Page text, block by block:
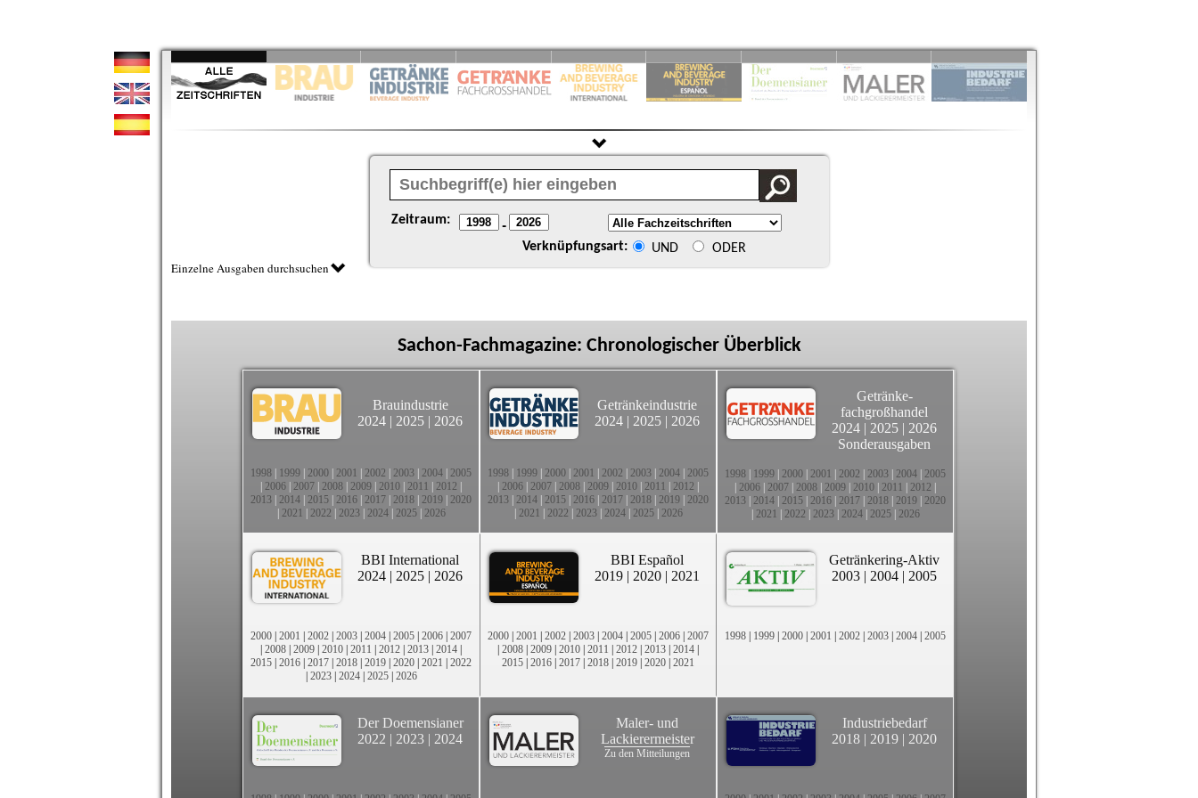
Zeitraum: -
Verknüpfungsart: UND ODER
Einzelne Ausgaben durchsuchen
Sachon-Fachmagazine: Chronologischer Überblick
Brauindustrie
2024 | 2025 | 2026
1998 1999 2000 2001 2002 2003 2004 2005
2006 2007 2008 2009 2010 2011 2012
2013 2014 2015 2016 2017 2018 2019 2020
2021 2022 2023| 2024| 2025| 2026
Getränkeindustrie
2024 | 2025 | 2026
1998 1999 2000 2001 2002 2003 2004 2005
2006 2007 2008 2009 2010 2011 2012
2013 2014 2015 2016 2017 2018 2019 2020
2021 2022 2023| 2024| 2025| 2026
Getränke-
fachgroßhandel
2024 | 2025 | 2026
Sonderausgaben
1998 1999 2000 2001 2002 2003 2004 2005
2006 2007 2008 2009 2010 2011 2012
2013 2014 2015 2016 2017 2018 2019 2020
2021 2022 2023| 2024| 2025| 2026
BBI International
2024 | 2025 | 2026
2000 | 2001 | 2002 | 2003 | 2004 | 2005 | 2006 | 2007
| 2008 | 2009 | 2010 | 2011 | 2012 | 2013 | 2014 |
2015 | 2016 | 2017 | 2018 | 2019 | 2020 | 2021 | 2022
| 2023| 2024| 2025| 2026
BBI Español
2019 | 2020 | 2021
2000 | 2001 | 2002 | 2003 | 2004 | 2005 | 2006 | 2007
| 2008 | 2009 | 2010 | 2011 | 2012 | 2013 | 2014 |
2015 | 2016 | 2017 | 2018 | 2019 | 2020 | 2021
Getränkering-Aktiv
2003 | 2004 | 2005
1998 | 1999 | 2000 | 2001 | 2002 | 2003 | 2004 | 2005
Der Doemensianer
2022 | 2023 | 2024
Maler- und
Lackierermeister
Zu den Mitteilungen
Industriebedarf
2018 | 2019 | 2020